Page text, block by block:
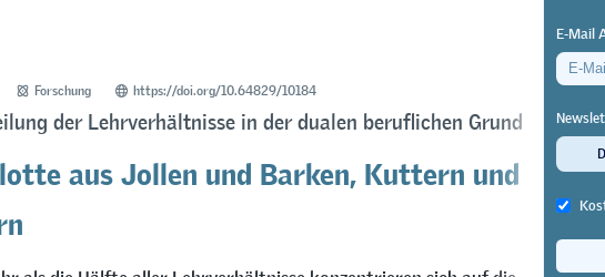
Forschung https://doi.org/10.64829/10184
der Lehrverhältnisse in der dualen beruflichen Grundbildung
aus Jollen und Barken, Kuttern und
E-Mail